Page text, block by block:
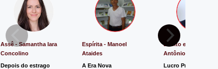
Assê - Samantha Iara
Concolino
Depois do estrago
Espírita - Manoel
Ataides
A Era Nova
Direito e Justiça -
Antônio de Souza
Lucro Presumido